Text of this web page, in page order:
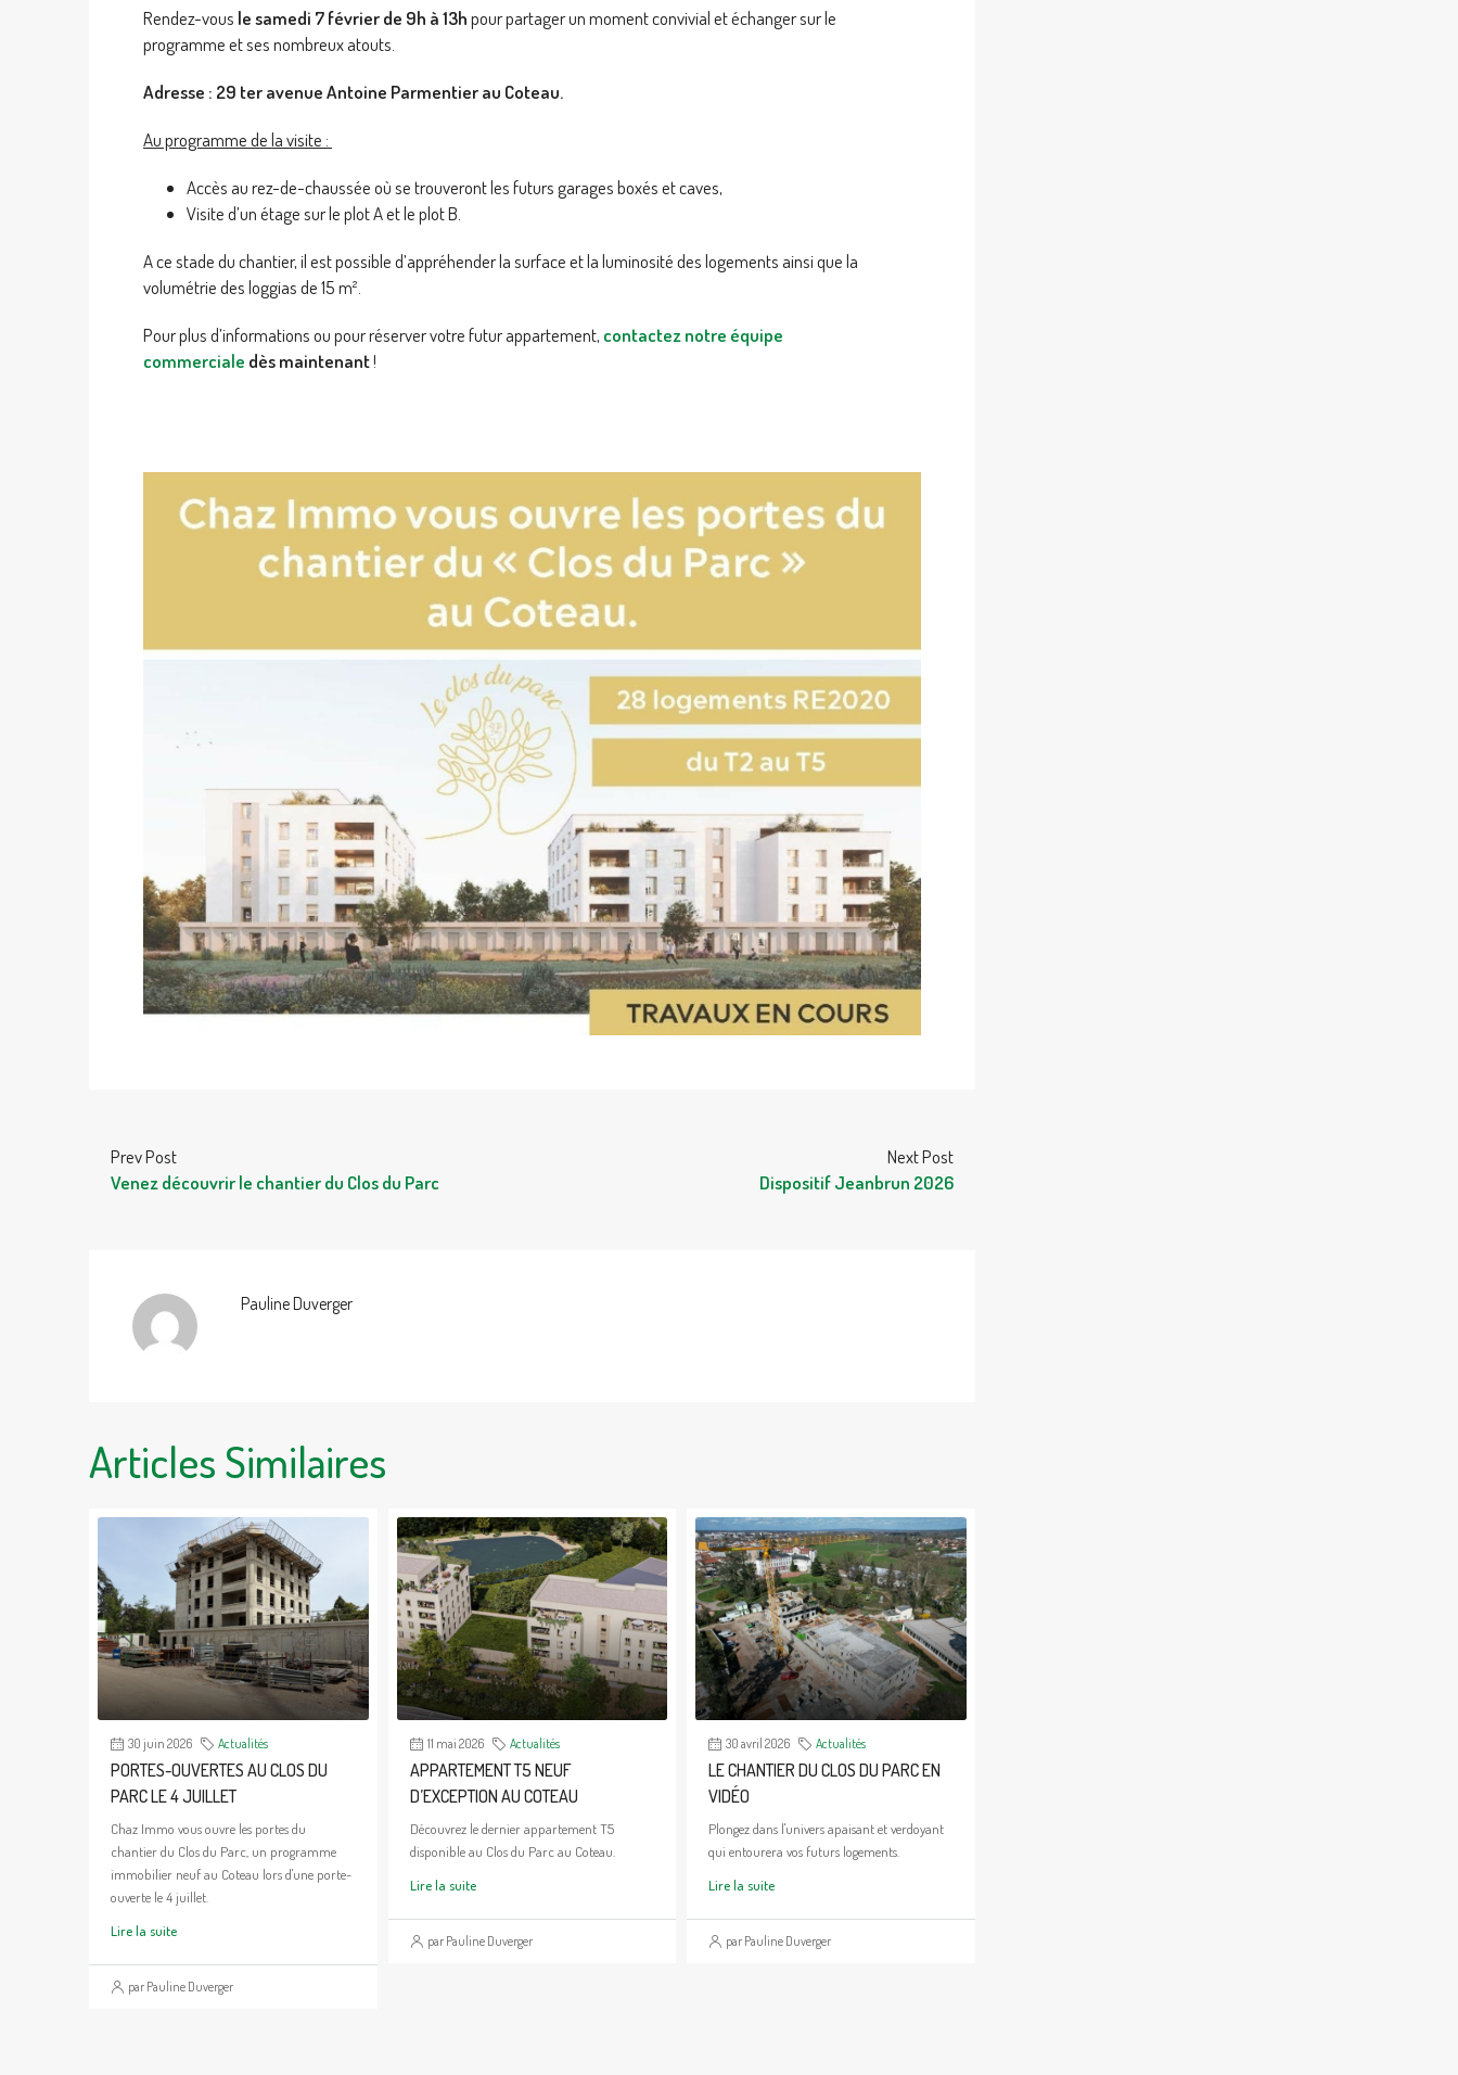
Rendez-vous le samedi 7 février de 9h à 13hpour partager un moment convivial et échanger sur le
programme et ses nombreux atouts.
Adresse : 29 ter avenue Antoine Parmentier au Coteau.
Au programme de la visite :
Accès au rez-de-chaussée où se trouveront les futurs garages boxés et caves,
Visite d’un étage sur le plot A et le plot B.
A ce stade du chantier, il est possible d’appréhender la surface et la luminosité des logements ainsi que la
volumétrie des loggias de 15 m².
Pour plus d’informations ou pour réserver votre futur appartement, contactez notre équipe
commerciale dès maintenant!
Prev Post
Venez découvrir le chantier du Clos du Parc
Next Post
Dispositif Jeanbrun 2026
Pauline Duverger
Articles Similaires
30 juin 2026 Actualités
PORTES-OUVERTES AU CLOS DU
PARC LE 4 JUILLET
Chaz Immo vous ouvre les portes du
chantier du Clos du Parc, un programme
immobilier neuf au Coteau lors d'une porte-
ouverte le 4 juillet.
Lire la suite
par Pauline Duverger
11 mai 2026 Actualités
APPARTEMENT T5 NEUF
D’EXCEPTION AU COTEAU
Découvrez le dernier appartement T5
disponible au Clos du Parc au Coteau.
Lire la suite
par Pauline Duverger
30 avril 2026 Actualités
LE CHANTIER DU CLOS DU PARC EN
VIDÉO
Plongez dans l'univers apaisant et verdoyant
qui entourera vos futurs logements.
Lire la suite
par Pauline Duverger